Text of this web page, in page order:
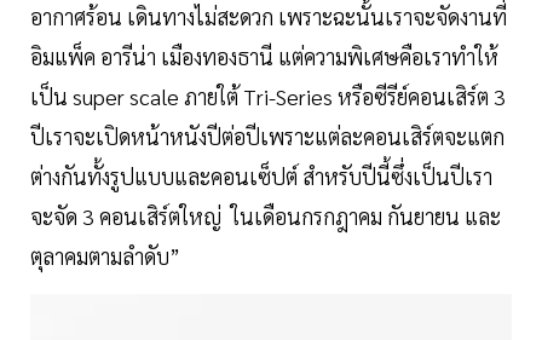
อากาศร้อน เดินทางไม่สะดวก เพราะฉะนั้นเราจะจัดงานที่
อิมแพ็ค อารีน่า เมืองทองธานี แต่ความพิเศษคือเราทำให้
เป็น super scale ภายใต้ Tri-Series หรือซีรีย์คอนเสิร์ต 3
ปีเราจะเปิดหน้าหนังปีต่อปีเพราะแต่ละคอนเสิร์ตจะแตก
ต่างกันทั้งรูปแบบและคอนเซ็ปต์ สำหรับปีนี้ซึ่งเป็นปีเรา
จะจัด 3 คอนเสิร์ตใหญ่ ในเดือนกรกฎาคม กันยายน และ
ตุลาคมตามลำดับ”